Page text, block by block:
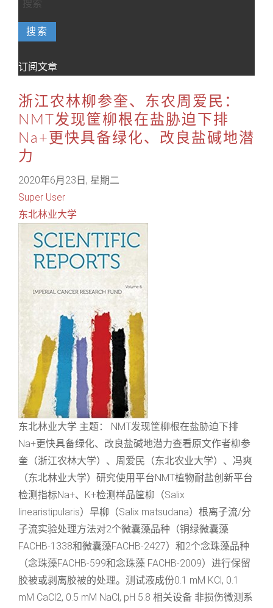
搜索
订阅文章
浙江农林柳参奎、东农周爱民：
NMT发现筐柳根在盐胁迫下排
Na+更快具备绿化、改良盐碱地潜
力
2020年6月23日, 星期二
Super User
东北林业大学
东北林业大学 主题： NMT发现筐柳根在盐胁迫下排
Na+更快具备绿化、改良盐碱地潜力查看原文作者柳参
奎（浙江农林大学）、周爱民（东北农业大学）、冯爽
（东北林业大学）研究使用平台NMT植物耐盐创新平台
检测指标Na+、K+检测样品筐柳（Salix
linearistipularis）旱柳（Salix matsudana）根离子流/分
子流实验处理方法对2个微囊藻品种（铜绿微囊藻
FACHB-1338和微囊藻FACHB-2427）和2个念珠藻品种
（念珠藻FACHB-599和念珠藻 FACHB-2009）进行保留
胶被或剥离胶被的处理。测试液成份0.1 mM KCl, 0.1
mM CaCl2, 0.5 mM NaCl, pH 5.8 相关设备 非损伤微测系